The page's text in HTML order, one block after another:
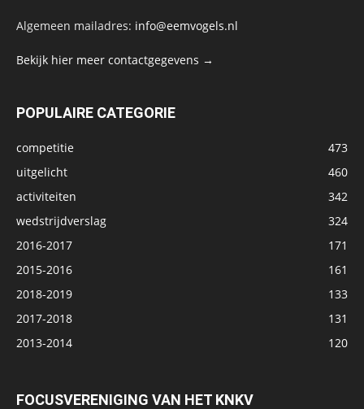
Algemeen mailadres: info@eemvogels.nl
Bekijk hier meer contactgegevens →
POPULAIRE CATEGORIE
competitie
473
uitgelicht
460
activiteiten
342
wedstrijdverslag
324
2016-2017
171
2015-2016
161
2018-2019
133
2017-2018
131
2013-2014
120
FOCUSVERENIGING VAN HET KNKV